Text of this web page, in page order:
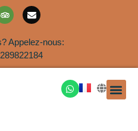
Appelez-nous: